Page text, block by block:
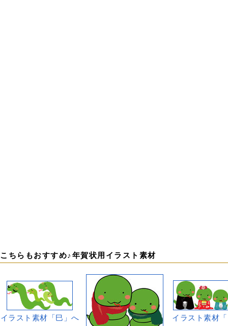
こちらもおすすめ♪年賀状用イラスト素材
イラスト素材「巳」へ
イラスト素材